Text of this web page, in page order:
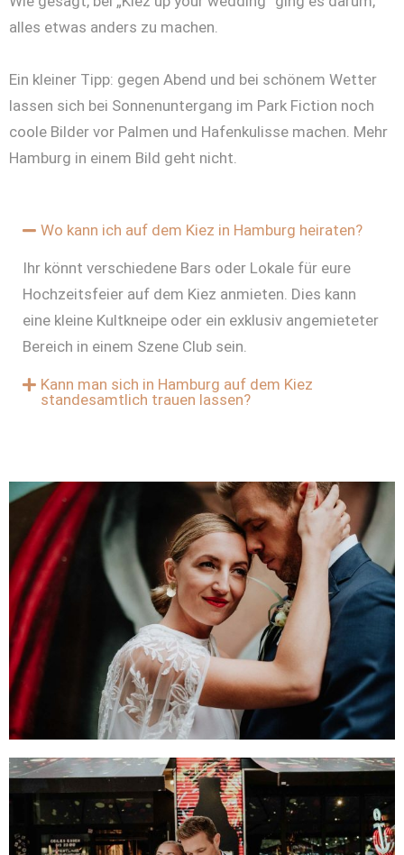
alles etwas anders zu machen.
Ein kleiner Tipp: gegen Abend und bei schönem Wetter
lassen sich bei Sonnenuntergang im Park Fiction noch
coole Bilder vor Palmen und Hafenkulisse machen. Mehr
Hamburg in einem Bild geht nicht.
Wo kann ich auf dem Kiez in Hamburg heiraten?
Ihr könnt verschiedene Bars oder Lokale für eure
Hochzeitsfeier auf dem Kiez anmieten. Dies kann
eine kleine Kultkneipe oder ein exklusiv angemieteter
Bereich in einem Szene Club sein.
Kann man sich in Hamburg auf dem Kiez
standesamtlich trauen lassen?